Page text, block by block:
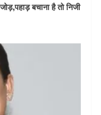
बचाना है तो निजी